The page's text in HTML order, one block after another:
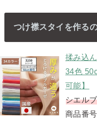
つけ襟スタイを作る
揉み込
34色
可能】
シエル
商品番